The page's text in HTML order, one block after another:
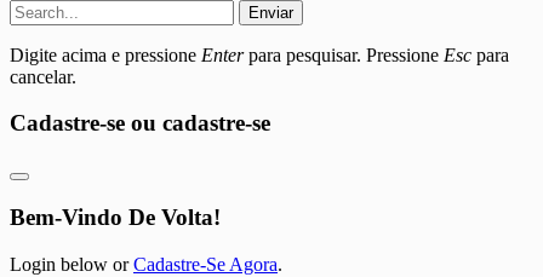
Enviar
Digite acima e pressione Enterpara pesquisar. Pressione Esc para
cancelar.
Cadastre-se ou cadastre-se
Bem-Vindo De Volta!
Login below orCadastre-Se Agora.